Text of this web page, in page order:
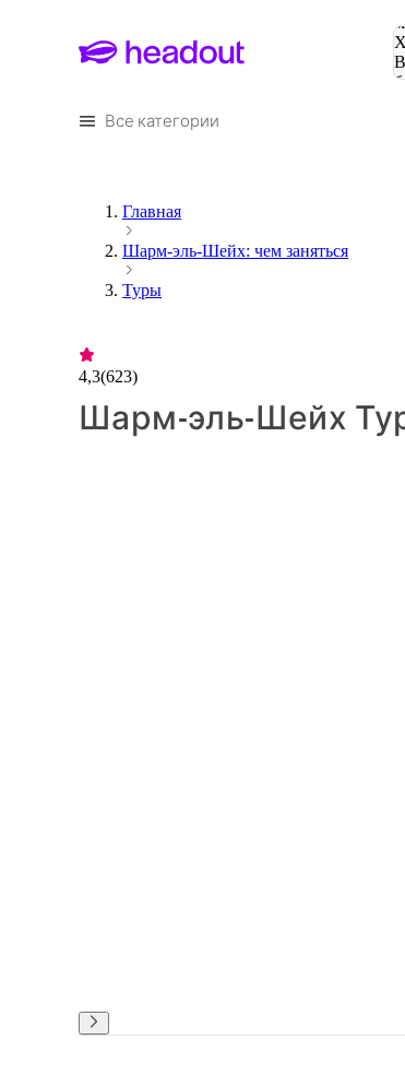
Все категории
Главная
Шарм-эль-Шейх: чем заняться
Туры
4,3(623)
Шарм-эль-Шейх